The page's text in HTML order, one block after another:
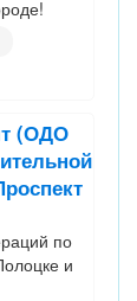
(ОДО
по
и